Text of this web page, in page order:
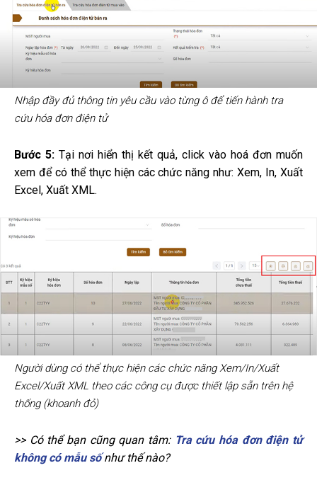
Nhập đầy đủ thông tin yêu cầu vào từng ô để tiến hành tra
cứu hóa đơn điện tử
Bước 5: Tại nơi hiển thị kết quả, click vào hoá đơn muốn
xem để có thể thực hiện các chức năng như: Xem, In, Xuất
Excel, Xuất XML.
Người dùng có thể thực hiện các chức năng Xem/In/Xuất
Excel/Xuất XML theo các công cụ được thiết lập sẵn trên hệ
thống (khoanh đỏ)
>> Có thể bạn cũng quan tâm: Tra cứu hóa đơn điện tử
không có mẫu số như thế nào?